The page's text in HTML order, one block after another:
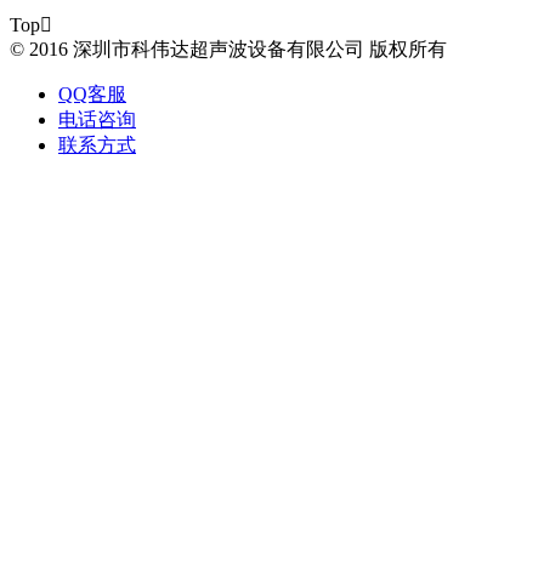
Top
© 2016 深圳市科伟达超声波设备有限公司 版权所有
QQ客服
电话咨询
联系方式